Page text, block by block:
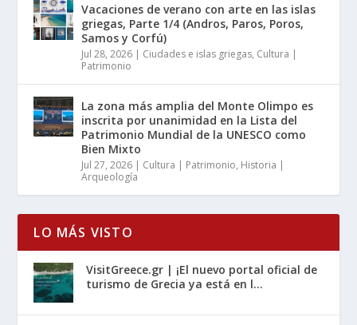
Vacaciones de verano con arte en las islas
griegas, Parte 1/4 (Andros, Paros, Poros,
Samos y Corfú)
Jul 28, 2026 | Ciudades e islas griegas, Cultura |
Patrimonio
La zona más amplia del Monte Olimpo es
inscrita por unanimidad en la Lista del
Patrimonio Mundial de la UNESCO como
Bien Mixto
Jul 27, 2026 | Cultura | Patrimonio, Historia |
Arqueología
LO MÁS VISTO
VisitGreece.gr | ¡El nuevo portal oficial de
turismo de Grecia ya está en l...